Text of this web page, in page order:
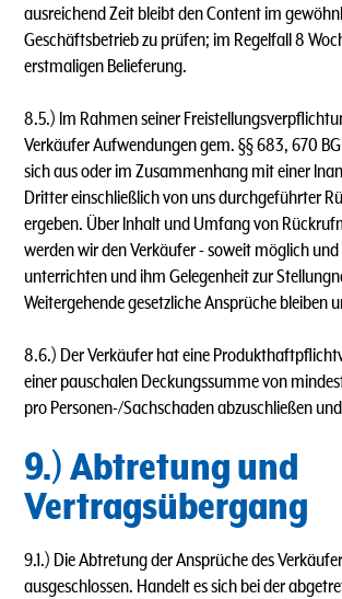
ausreichend Zeit bleibt den Content im
Geschäftsbetrieb zu prüfen; im Regelfall 8
erstmaligen Belieferung.
8.5.) lm Rahmen seiner
Verkäufer Aufwendungen gem. §§ 683, 670
sich aus oder im Zusammenhang mit einer
Dritter einschließlich von uns durchgeführter
ergeben. Über lnhalt und Umfang von
werden wir den Verkäufer - soweit möglich
unterrichten und ihm Gelegenheit zur
Weitergehende gesetzliche Ansprüche bleiben
8.6.) Der Verkäufer hat eine
einer pauschalen Deckungssumme von
pro Personen-/Sachschaden abzuschließen
9.) Abtretung und
Vertragsübergang
9.1.) Die Abtretung der Ansprüche des
ausgeschlossen. Handelt es sich bei der